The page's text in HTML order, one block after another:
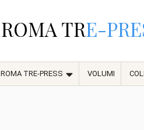
ROMA TRE-
ROMA TRE-PRESS VOLUMI